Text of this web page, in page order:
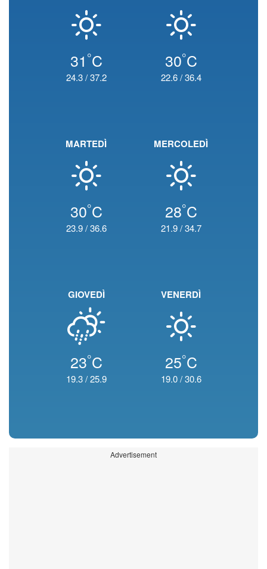
31 °C
24.3/37.2
30°C
22.6/36.4
MARTEDÌ
30°C
23.9/36.6
MERCOLEDÌ
28°C
21.9/34.7
GIOVEDÌ
23°C
19.3/25.9
VENERDÌ
25°C
19.0/30.6
Advertisement